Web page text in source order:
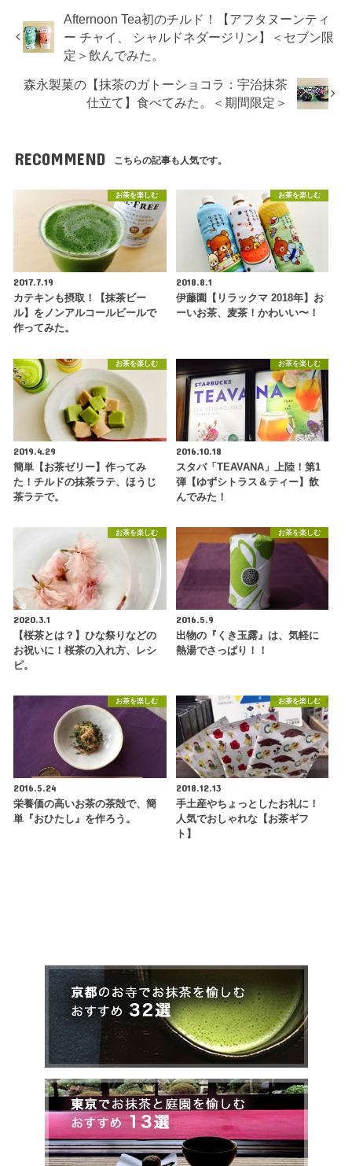
Afternoon Tea初のチルド！【アフタヌーンティ
ー チャイ、 シャルドネダージリン】＜セブン限
定＞飲んでみた。
森永製菓の【抹茶のガトーショコラ：宇治抹茶
仕立て】食べてみた。＜期間限定＞
RECOMMEND こちらの記事も人気です。
お茶を楽しむ
2017.7.19
カテキンも摂取！【抹茶ビー
ル】をノンアルコールビールで
作ってみた。
お茶を楽しむ
2018.8.1
伊藤園【リラックマ 2018年】お
ーいお茶、麦茶！かわいい〜！
お茶を楽しむ
2019.4.29
簡単【お茶ゼリー】作ってみ
た！チルドの抹茶ラテ、ほうじ
茶ラテで。
お茶を楽しむ
2016.10.18
スタバ「TEAVANA」上陸！第1
弾【ゆずシトラス＆ティー】飲
んでみた！
お茶を楽しむ
2020.3.1
【桜茶とは？】ひな祭りなどの
お祝いに！桜茶の入れ方、レシ
ピ。
お茶を楽しむ
2016.5.9
出物の『くき玉露』は、気軽に
熱湯でさっぱり！！
お茶を楽しむ
2016.5.24
栄養価の高いお茶の茶殻で、簡
単『おひたし』を作ろう。
お茶を楽しむ
2018.12.13
手土産やちょっとしたお礼に！
人気でおしゃれな【お茶ギフ
ト】